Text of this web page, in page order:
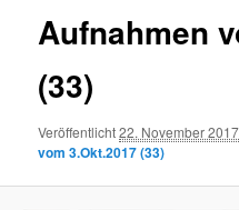
Aufnahmen
(33)
Veröffentlicht22. November 2017
vom 3.Okt.2017 (33)